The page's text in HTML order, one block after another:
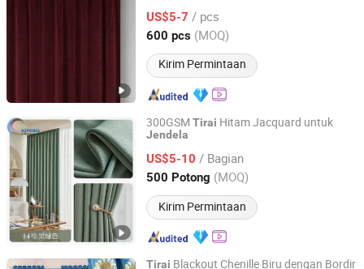
US$5-7 / pcs
600 pcs (MOQ)
Kirim Permintaan
Harga mulai 2013
300GSM Tirai Hitam Jacquard untuk
Jendela
US$5-10 / Bagian
500 Potong (MOQ)
Kirim Permintaan
HangZhou Aspiring Textile and Accessories Co., Ltd.
Zhejiang, China Harga mulai 2013
Tirai Blackout Chenille Biru dengan Bordir